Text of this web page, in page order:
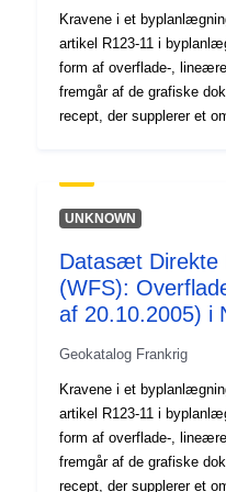
Kravene i et
artikel R123-11 i
form af overflade-,
fremgår af de grafiske
recept, der supplerer et
UNKNOWN
Datasæt Direkte
(WFS):
af 20.10.2005) i
Geokatalog Frankrig
Kravene i et
artikel R123-11 i
form af overflade-,
fremgår af de grafiske
recept, der supplerer et